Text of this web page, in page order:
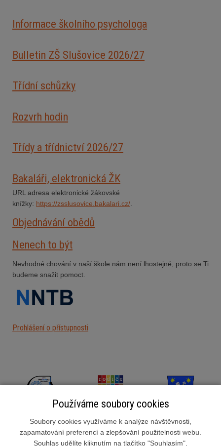
Informace školního psychologa
Bulletin ZŠ Slušovice 2026/27
Třídní schůzky
Rozvrh hodin
Třídy a třídnictví 2026/27
Bakaláři, elektronická ŽK
URL adresa elektronické žákovské
knížky: https://zsslusovice.bakalari.cz/.
Objednávání obědů
Nenech to být
Nevhodné chování v naší škole nám není lhostejné, proto se Ti
budeme snažit pomoct.
Prohlášení o přístupnosti
Používáme soubory cookies
Soubory cookies využíváme k analýze návštěvnosti,
zapamatování preferencí a zlepšování použitelnosti webu.
Souhlas udělíte kliknutím na tlačítko "Souhlasím".